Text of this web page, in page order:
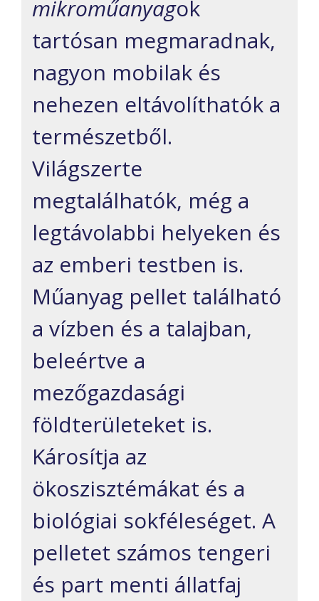
mikroműanyagok
tartósan megmaradnak,
nagyon mobilak és
nehezen eltávolíthatók a
természetből.
Világszerte
megtalálhatók, még a
legtávolabbi helyeken és
az emberi testben is.
Műanyag pellet található
a vízben és a talajban,
beleértve a
mezőgazdasági
földterületeket is.
Károsítja az
ökoszisztémákat és a
biológiai sokféleséget. A
pelletet számos tengeri
és part menti állatfaj